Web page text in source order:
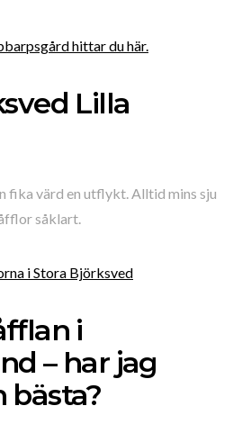
hittar du här.
Lilla
fika värd en utflykt. Alltid mins sju
såklart.
i Stora Björksved
i
– har jag
bästa?